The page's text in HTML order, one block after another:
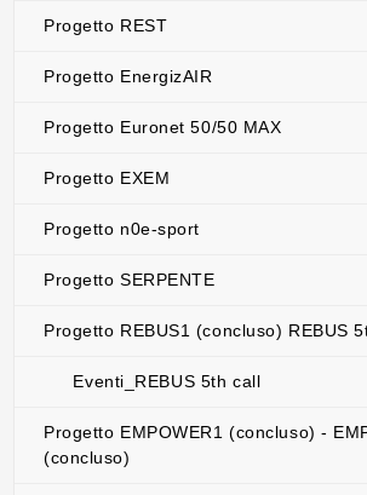
Progetto REST
Progetto EnergizAIR
Progetto Euronet 50/50 MAX
Progetto EXEM
Progetto n0e-sport
Progetto SERPENTE
Progetto REBUS1 (concluso) REBUS
Eventi_REBUS 5th call
Progetto EMPOWER1 (concluso) -
(concluso)